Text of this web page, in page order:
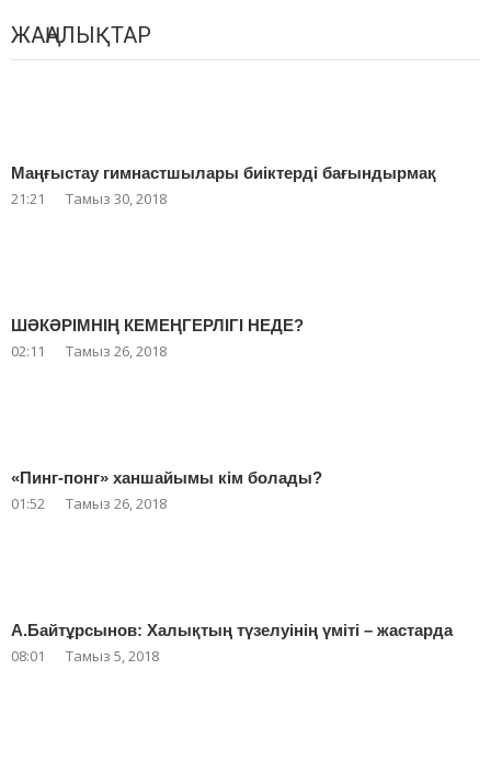
ЖАҢАЛЫҚТАР
Маңғыстау гимнастшылары биіктерді бағындырмақ
21:21 Тамыз 30, 2018
ШӘКӘРІМНІҢ КЕМЕҢГЕРЛІГІ НЕДЕ?
02:11 Тамыз 26, 2018
«Пинг-понг» ханшайымы кім болады?
01:52 Тамыз 26, 2018
А.Байтұрсынов: Халықтың түзелуінің үміті – жастарда
08:01 Тамыз 5, 2018